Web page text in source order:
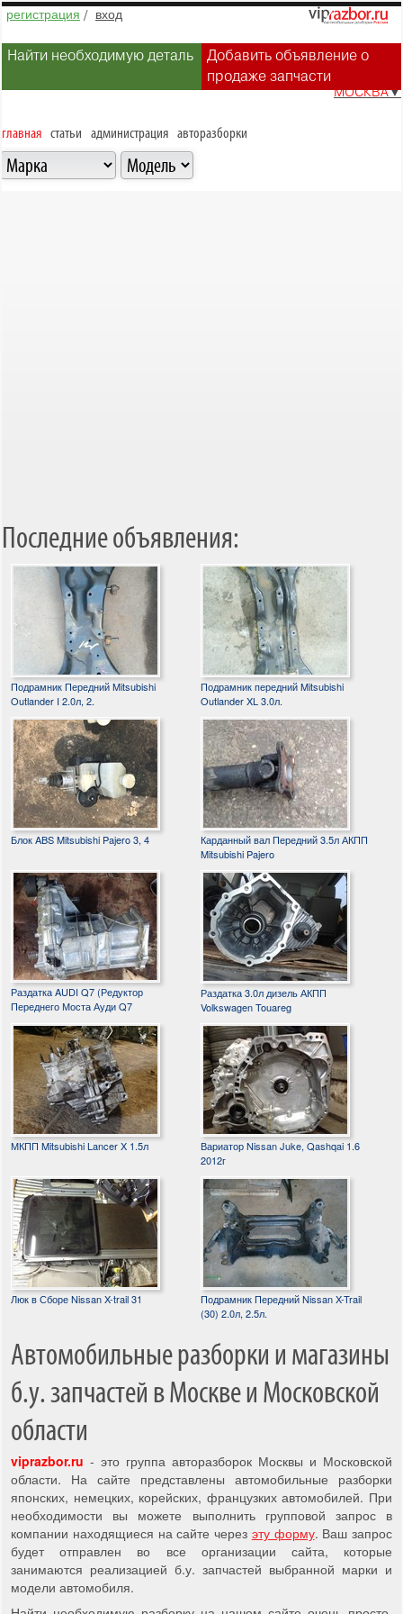
регистрация / вход
Найти необходимую деталь
Добавить объявление о
продаже запчасти
МОСКВА▼
главная статьи администрация авторазборки
Последние объявления:
Подрамник Передний Mitsubishi
Outlander I 2.0л, 2.
Подрамник передний Mitsubishi
Outlander XL 3.0л.
Блок ABS Mitsubishi Pajero 3, 4
Карданный вал Передний 3.5л АКПП
Mitsubishi Pajero
Раздатка AUDI Q7 (Редуктор
Переднего Моста Ауди Q7
Раздатка 3.0л дизель АКПП
Volkswagen Touareg
МКПП Mitsubishi Lancer X 1.5л
Вариатор Nissan Juke, Qashqai 1.6
2012г
Люк в Сборе Nissan X-trail 31
Подрамник Передний Nissan X-Trail
(30) 2.0л, 2.5л.
Автомобильные разборки и магазины
б.у. запчастей в Москве и Московской
области
viprazbor.ru - это группа авторазборок Москвы и Московской
области. На сайте представлены автомобильные разборки
японских, немецких, корейских, французких автомобилей. При
необходимости вы можете выполнить групповой запрос в
компании находящиеся на сайте через эту форму. Ваш запрос
будет отправлен во все организации сайта, которые
занимаются реализацией б.у. запчастей выбранной марки и
модели автомобиля.